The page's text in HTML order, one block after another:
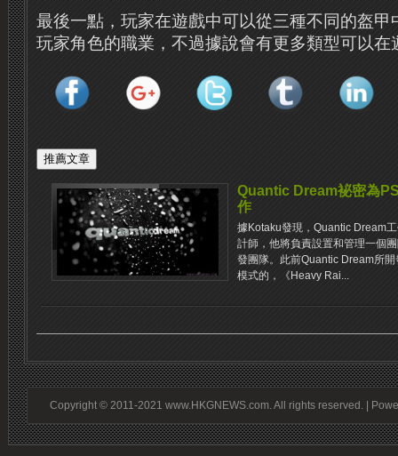
最後一點，玩家在遊戲中可以從三種不同的盔甲
玩家角色的職業，不過據說會有更多類型可以在
Quantic Dream袐密為
作
據Kotaku發現，Quantic Dream
計師，他將負責設置和管理一個
發團隊。此前Quantic Dream所
模式的，《Heavy Rai...
Copyright © 2011-2021 www.HKGNEWS.com. All rights reserved. |